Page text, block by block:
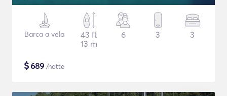
Barca a vela
43 ft
13 m
6 3 3
$689 /notte